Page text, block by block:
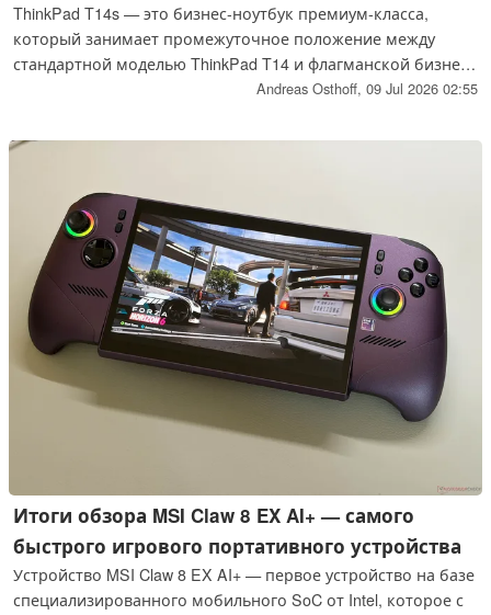
ThinkPad T14s — это бизнес-ноутбук премиум-класса,
который занимает промежуточное положение между
стандартной моделью ThinkPad T14 и флагманской бизнес-
моделью X1 Carbon. Новая модель 7-го поколения стала
производительности практически не изменился.
Andreas Osthoff, 09 Jul 2026 02:55
Итоги обзора MSI Claw 8 EX AI+ — самого
быстрого игрового портативного устройства
Устройство MSI Claw 8 EX AI+ — первое устройство на базе
специализированного мобильного SoC от Intel, которое с